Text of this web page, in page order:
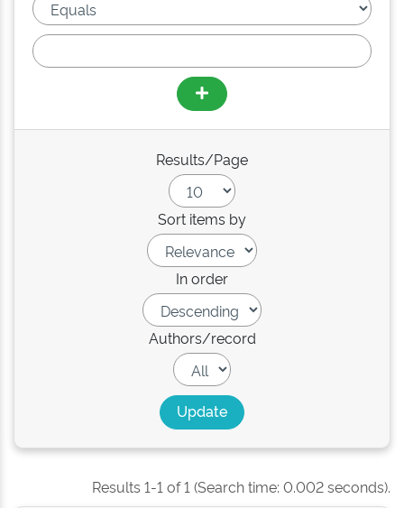
Results/Page
Sort items by
In order
Authors/record
Results 1-1 of 1 (Search time: 0.002 seconds).